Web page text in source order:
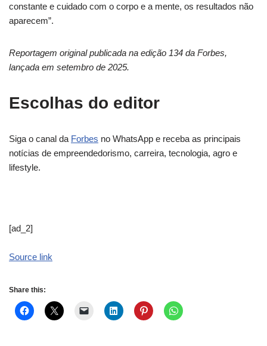
constante e cuidado com o corpo e a mente, os resultados não
aparecem”.
Reportagem original publicada na edição 134 da Forbes,
lançada em setembro de 2025.
Escolhas do editor
Siga o canal da Forbes no WhatsApp e receba as principais
notícias de empreendedorismo, carreira, tecnologia, agro e
lifestyle.
[ad_2]
Source link
Share this: